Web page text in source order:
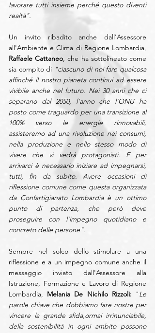
lavorare tutti insieme perché questo diventi
realtà".
Un invito ribadito anche dall'Assessore
Raffaele Cattaneo, che ha sottolineato come
sia compito di "ciascuno di noi fare qualcosa
affinché il nostro pianeta continui ad essere
vivibile anche nel futuro. Nei 30 anni che ci
separano dal 2050, l'anno che l'ONU ha
posto come traguardo per una transizione al
100% verso le energie rinnovabili,
assisteremo ad una rivoluzione nei consumi,
nella produzione e nello stesso modo di
vivere che vi vedrà protagonisti. E per
arrivarci è necessario iniziare ad impegnarsi,
tutti, fin da subito. Avere occasioni di
riflessione comune come questa organizzata
da Confartigianato Lombardia è un ottimo
punto di partenza, che però deve
proseguire con l'impegno quotidiano e
concreto delle persone".
Sempre nel solco dello stimolare a una
riflessione e a un impegno comune anche il
messaggio inviato dall'Assessore alla
Istruzione, Formazione e Lavoro di Regione
Lombardia, Melania De Nichilo Rizzoli: "Le
parole chiave che dobbiamo fare nostre per
vincere la grande sfida,ormai irrinunciabile,
della sostenibilità in ogni ambito possono